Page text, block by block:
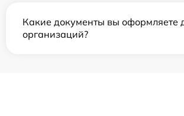
Какие документы вы оформляете
организаций?